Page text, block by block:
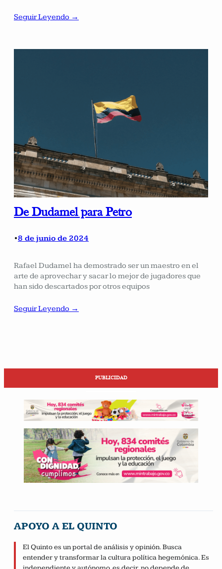
Seguir Leyendo →
De Dudamel para Petro
•8 de junio de 2024
Rafael Dudamel ha demostrado ser un maestro en el
arte de aprovechar y sacar lo mejor de jugadores que
han sido descartados por otros equipos
Seguir Leyendo →
PUBLICIDAD
APOYO A EL QUINTO
El Quinto es un portal de análisis y opinión. Busca
entender y transformar la cultura política hegemónica. Es